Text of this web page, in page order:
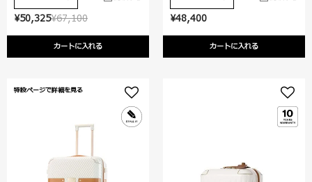
¥67,100
¥50,325
カートに入れる
¥48,400
カートに入れる
特設ページで詳細を見る